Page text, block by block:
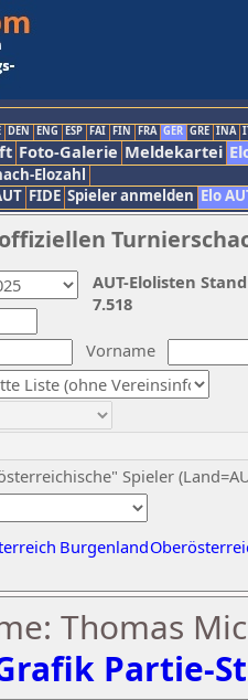
DEN ENG ESP FAI FIN FRA GER GRE INA
Foto-Galerie Meldekartei
Elozahl
FIDE Spieler anmelden Elo
Vorname
Spieler
Burgenland
AUT-Elolisten
7.518
Thomas
Partie-